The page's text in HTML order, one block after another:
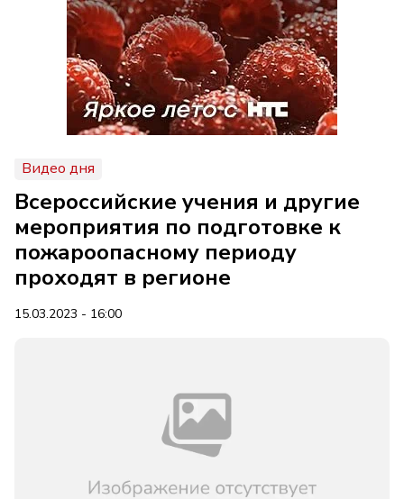
Видео дня
Всероссийские учения и другие
мероприятия по подготовке к
пожароопасному периоду
проходят в регионе
15.03.2023 - 16:00